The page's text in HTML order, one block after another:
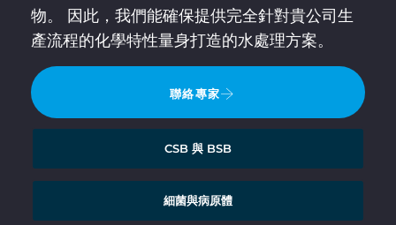
CSB 與 BSB
細菌與病原體
物。 因此，我們能確保提供完全針對貴公司生
產流程的化學特性量身打造的水處理方案。
聯絡專家